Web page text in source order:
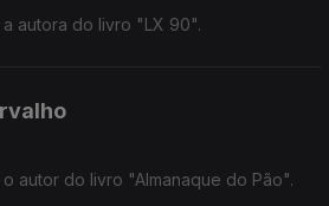
autora do livro "LX 90".
autor do livro "Almanaque do Pão".